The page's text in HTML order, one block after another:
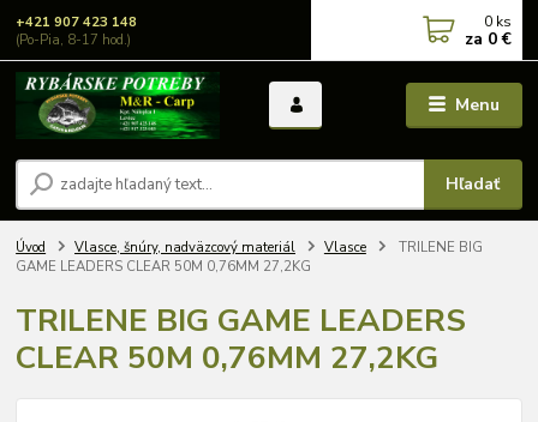
Menu
Hľadať
+421 907 423 148
(Po-Pia, 8-17 hod.)
0 ks
za 0 €
Úvod Vlasce, šnúry, nadväzcový materiál Vlasce
TRILENE BIG
GAME LEADERS CLEAR 50M 0,76MM 27,2KG
TRILENE BIG GAME LEADERS
CLEAR 50M 0,76MM 27,2KG